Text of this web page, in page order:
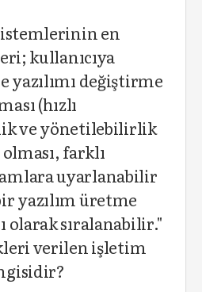
en
kullanıcıya
yazılımı değiştirme
(hızlı
ve yönetilebilirlik
farklı
uyarlanabilir
yazılım üretme
olarak sıralanabilir."
verilen işletim